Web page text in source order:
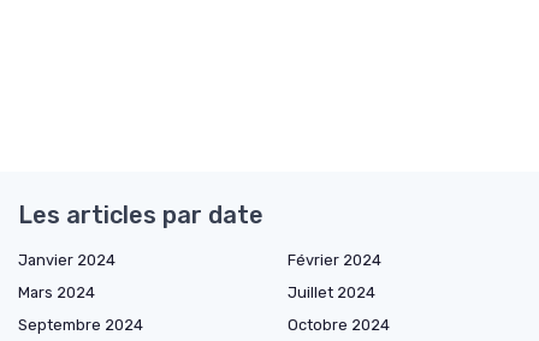
Les articles par date
Janvier 2024
Février 2024
Mars 2024
Juillet 2024
Septembre 2024
Octobre 2024